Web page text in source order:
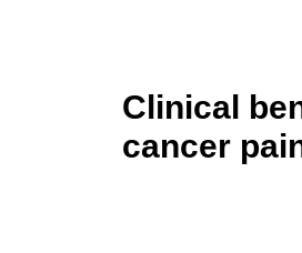
Clinical
cancer